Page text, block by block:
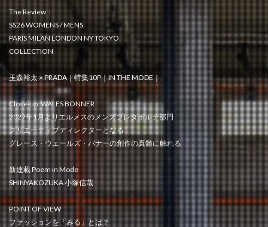
The Review：
SS26 WOMENS / MENS
PARIS MILAN LONDON NY TOKYO
COLLECTION
玉森裕太 × PRADA｜特集10P｜IN THE MODE｜
Close-up: WALES BONNER
2027年1月よりエルメスのメンズプレタポルテ部門
クリエーティブディレクターとなる
グレース・ウェールズ・バナーの創作の真髄に触れる
新連載 Poem in Mode
SHINYAKOZUKA 小塚信哉
POINT OF VIEW
ファッションを「みる」とは？